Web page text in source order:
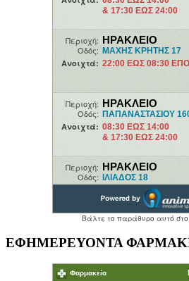
ΕΦΗΜΕΡΕΥΟΝΤΑ